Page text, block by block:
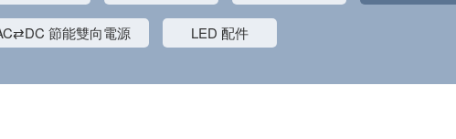
節能雙向電源 LED 配件